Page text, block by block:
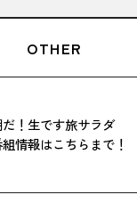
OTHER
だ！生です旅サラダ
情報はこちらまで！